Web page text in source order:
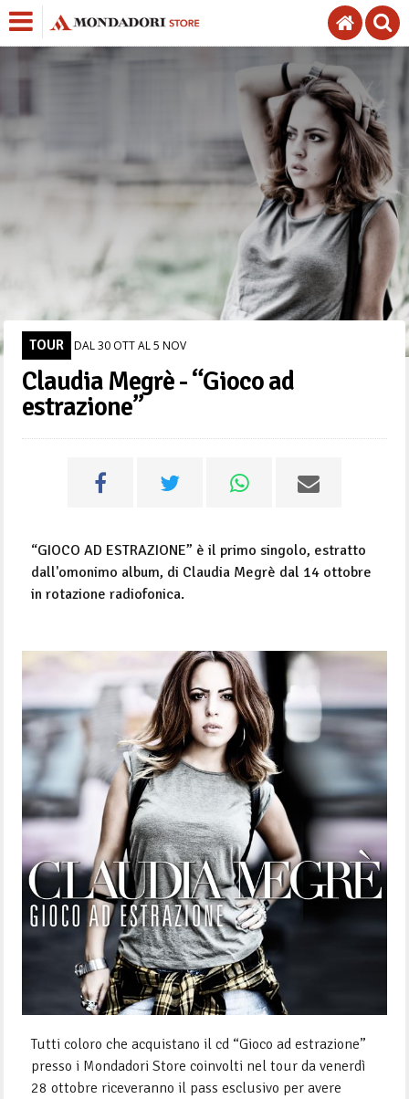
TOUR DAL 30 OTT AL 5 NOV
Claudia Megrè - “Gioco ad
estrazione”
“GIOCO AD ESTRAZIONE” è il primo singolo, estratto
dall'omonimo album, di Claudia Megrè dal 14 ottobre
in rotazione radiofonica.
Tutti coloro che acquistano il cd “Gioco ad estrazione”
presso i Mondadori Store coinvolti nel tour da venerdì
28 ottobre riceveranno il pass esclusivo per avere